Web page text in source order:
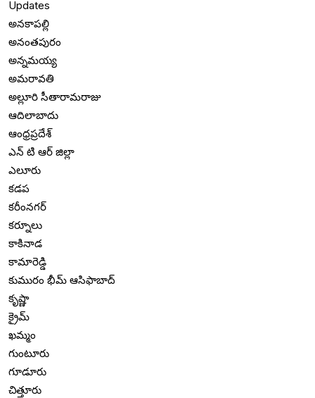
Updates
అనకాపల్లి
అనంతపురం
అన్నమయ్య
అమరావతి
అల్లూరి సీతారామరాజు
ఆదిలాబాదు
ఆంధ్రప్రదేశ్
ఎన్ టి ఆర్ జిల్లా
ఎలూరు
కడప
కరీంనగర్
కర్నూలు
కాకినాడ
కామారెడ్డి
కుమురం భీమ్ ఆసిఫాబాద్
కృష్ణా
క్రైమ్
ఖమ్మం
గుంటూరు
గూడూరు
చిత్తూరు